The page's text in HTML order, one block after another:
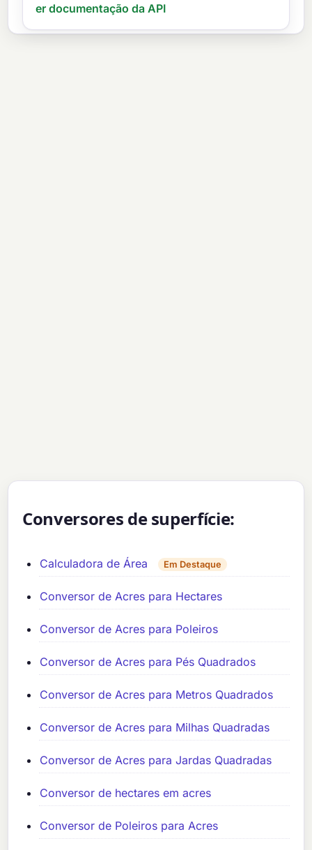
er documentação da API
Conversores de superfície:
Calculadora de Área Em Destaque
Conversor de Acres para Hectares
Conversor de Acres para Poleiros
Conversor de Acres para Pés Quadrados
Conversor de Acres para Metros Quadrados
Conversor de Acres para Milhas Quadradas
Conversor de Acres para Jardas Quadradas
Conversor de hectares em acres
Conversor de Poleiros para Acres